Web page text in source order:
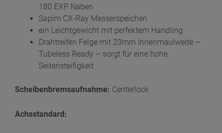
180 EXP Naben
Sapim CX-Ray Messerspeichen
ein Leichtgewicht mit perfektem Handling
Drahtreifen Felge mit 23mm Innenmaulweite –
Tubeless Ready – sorgt für eine hohe
Seitensteifigkeit
Scheibenbremsaufnahme: Centerlock
Achsstandard: